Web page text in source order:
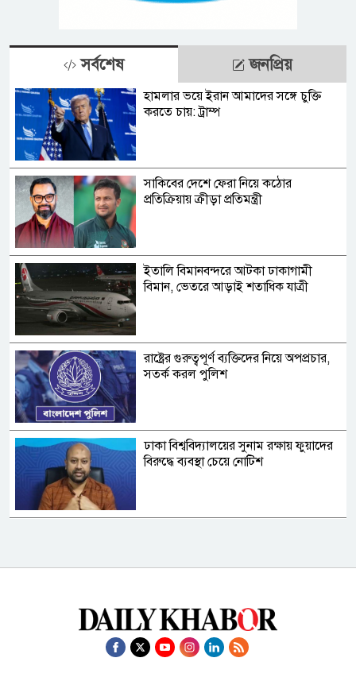
সর্বশেষ জনপ্রিয়
হামলার ভয়ে ইরান আমাদের সঙ্গে চুক্তি
করতে চায়: ট্রাম্প
সাকিবের দেশে ফেরা নিয়ে কঠোর
প্রতিক্রিয়ায় ক্রীড়া প্রতিমন্ত্রী
ইতালি বিমানবন্দরে আটকা ঢাকাগামী
বিমান, ভেতরে আড়াই শতাধিক যাত্রী
রাষ্ট্রের গুরুত্বপূর্ণ ব্যক্তিদের নিয়ে অপপ্রচার,
সতর্ক করল পুলিশ
ঢাকা বিশ্ববিদ্যালয়ের সুনাম রক্ষায় ফুয়াদের
বিরুদ্ধে ব্যবস্থা চেয়ে নোটিশ
গণমাধ্যম শক্তিশালী হলেই গণতন্ত্র
শক্তিশালী হবে: স্থানীয় সরকার মন্ত্রী